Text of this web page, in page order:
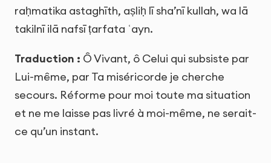
raḥmatika astaghīth, aṣliḥ lī sha’nī kullah, wa lā
takilnī ilā nafsī ṭarfata ʿayn.
Traduction : Ô Vivant, ô Celui qui subsiste par
Lui-même, par Ta miséricorde je cherche
secours. Réforme pour moi toute ma situation
et ne me laisse pas livré à moi-même, ne serait-
ce qu’un instant.